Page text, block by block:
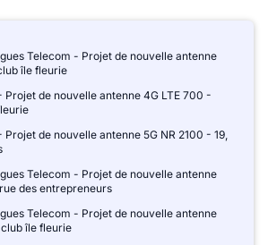
Telecom - Projet de nouvelle antenne
île fleurie
Projet de nouvelle antenne 4G LTE 700 -
Projet de nouvelle antenne 5G NR 2100 - 19,
Telecom - Projet de nouvelle antenne
des entrepreneurs
Telecom - Projet de nouvelle antenne
île fleurie